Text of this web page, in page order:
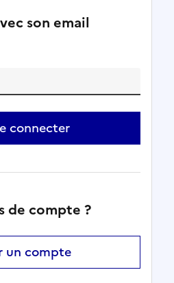
son email
connecter
de compte ?
un compte